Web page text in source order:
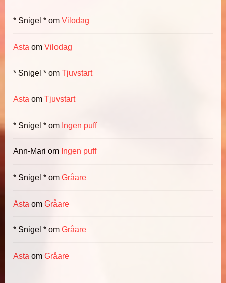
* Snigel * omVilodag
Asta omVilodag
* Snigel * omTjuvstart
Asta omTjuvstart
* Snigel * om Ingen puff
Ann-Mari om Ingen puff
* Snigel * omGråare
Asta omGråare
* Snigel * omGråare
Asta omGråare